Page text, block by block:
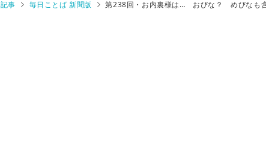
記事 毎日ことば 新聞版 第238回・お内裏様は… おびな？ めびなも